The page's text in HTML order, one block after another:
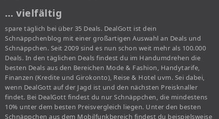
… vielfältig
spare täglich bei über 35 Deals. DealGott ist dein
Schnäppchenblog mit einer großartigen Auswahl an Deals und
Schnäppchen. Seit 2009 sind es nun schon weit mehr als 100.000
Deals. In den täglichen Deals findest du im Handumdrehen die
besten Deals aus den Bereichen Mode & Fashion, Handytarife,
Finanzen (Kredite und Girokonto), Reise & Hotel uvm. Sei dabei,
wenn DealGott auf der Jagd ist und den nächsten Preisknaller
findet. Bei DealGott findest du nur Schnäppchen, die mindestens
10% unter dem besten Preisvergleich liegen. Unter den besten
Schnäppchen aus dem Mobilfunkbereich findest du beispielsweise